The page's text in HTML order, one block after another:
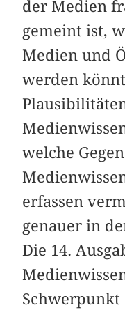
der Medien
gemeint ist,
Medien und
werden
welche
erfassen
genauer in
Die 14.
Schwerpunkt